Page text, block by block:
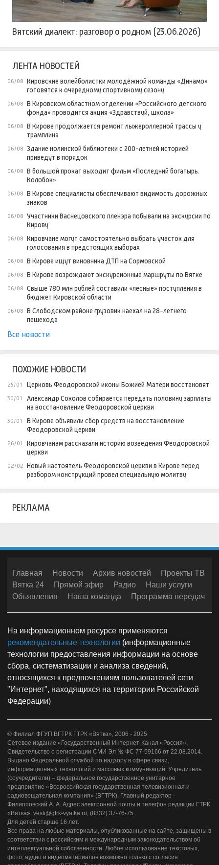
Вятский диалект: разговор о родном (23.06.2026)
ЛЕНТА НОВОСТЕЙ
06/08 Кировские волейболистки молодёжной команды «Динамо»
готовятся к очередному спортивному сезону
06/08 В Кировском областном отделении «Российского детского
фонда» проводится акция «Здравствуй, школа»
06/08 В Кирове продолжается ремонт лыжероллерной трассы у
трамплина
06/08 Здание нолинской библиотеки с 200-летней историей
приведут в порядок
06/08 В большой прокат выходит фильм «Последний богатырь.
Колобок»
06/08 В Кирове специалисты обеспечивают видимость дорожных
знаков
06/08 Участники Васнецовского пленэра побывали на экскурсии по
Кирову
06/08 Кировчане могут самостоятельно выбрать участок для
голосования в предстоящих выборах
06/08 В Кирове ищут виновника ДТП на Сормовской
06/08 В Кирове возрождают экскурсионные маршруты по Вятке
06/08 Свыше 780 млн рублей составили «лесные» поступления в
бюджет Кировской области
06/08 В Слободском районе грузовик наехал на 28-летнего
пешехода
Все новости
ПОХОЖИЕ НОВОСТИ
25/01 Церковь Феодоровской иконы Божией Матери восстановят
30/01
Александр Соколов собирается передать половину зарплаты
на восстановление Феодоровской церкви
30/01
В Кирове объявили сбор средств на восстановление
Феодоровской церкви
26/01
Кировчанам рассказали историю возведения Феодоровской
церкви
02/02 Новый настоятель Феодоровской церкви в Кирове перед
разбором конструкций провел специальную молитву
РЕКЛАМА
Главная Новости Архив новостей
Проекты ТВ
Вятка 24
Прямой эфир Радио
Наши услуги
Объявления
Наша команда Программа передач
На информационном ресурсе применяются
рекомендательные технологии (информационные
технологии предоставления информации на основе
сбора, систематизации и анализа сведений,
относящихся к предпочтениям пользователей сети
"Интернет", находящихся на территории Российской
Федерации)
© Филиал ФГУП ВГТРК ГТРК «Вятка», 2006 - 2025
Сетевое издание «Государственный Интернет-Канал «Россия».
Свидетельство о регистрации СМИ Эл № ФС 77-59166 от 22.08.2014.
Выдано Федеральной службой по надзору в сфере связи,
информационных технологий и массовых коммуникаций. Учредитель
(соучредители) – федеральное государственное унитарное
предприятие «Всероссийская государственная телевизионная и
радиовещательная компания» (ВГТРК). Главный редактор -
Филипповский А. А. Адрес электронной почты и телефон редакции ГТРК
«Вятка»: vesti@gtrk-vyatka.ru, (8332) 37-76-75.
Для детей старше 16 лет.
Все права на любые материалы, опубликованные на сайте, защищены в
соответствии с российским и международным законодательством об
интеллектуальной собственности. Любое использование текстовых,
фото, аудио и видеоматериалов возможно только с согласия